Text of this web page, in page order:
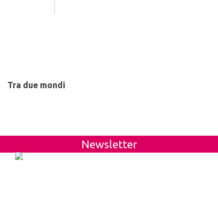
Tra due mondi
Newsletter